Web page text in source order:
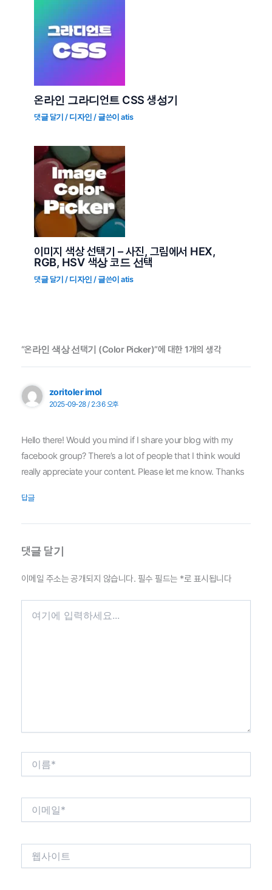
온라인 그라디언트 CSS 생성기
댓글 달기 / 디자인 / 글쓴이atis
이미지 색상 선택기 – 사진, 그림에서 HEX,
RGB, HSV 색상 코드 선택
댓글 달기 / 디자인 / 글쓴이atis
“온라인 색상 선택기 (Color Picker)”에 대한 1개의 생각
zoritoler imol
2025-09-28 / 2:36 오후
Hello there! Would you mind if I share your blog with my
facebook group? There’s a lot of people that I think would
really appreciate your content. Please let me know. Thanks
답글
댓글 달기
이메일 주소는 공개되지 않습니다. 필수 필드는 *로 표시됩니다